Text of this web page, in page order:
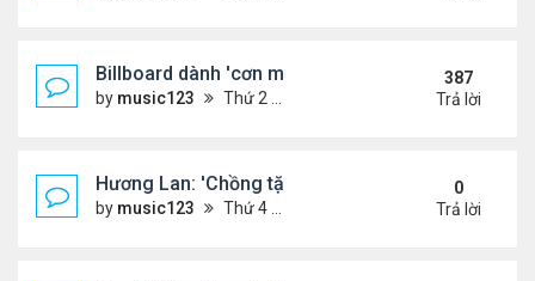
Billboard dành 'cơn mưa' lời khen BTS
by music123 Thứ 2 Tháng 10 19, 2020 11:31 am
387
Trả lời
Hương Lan: 'Chồng tặng tôi khu vườn tình yêu'
by music123 Thứ 4 Tháng 8 05, 2026 7:15 pm
0
Trả lời